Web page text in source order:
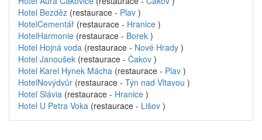
Hotel Bezděz (restaurace - Plav )
HotelCementář (restaurace - Hranice )
HotelHarmonie (restaurace - Borek )
Hotel Hojná voda (restaurace - Nové Hrady )
Hotel Janoušek (restaurace - Čakov )
Hotel Karel Hynek Mácha (restaurace - Plav )
HotelNovýdvůr (restaurace - Týn nad Vltavou )
Hotel Slávia (restaurace - Hranice )
Hotel U Petra Voka (restaurace - Lišov )